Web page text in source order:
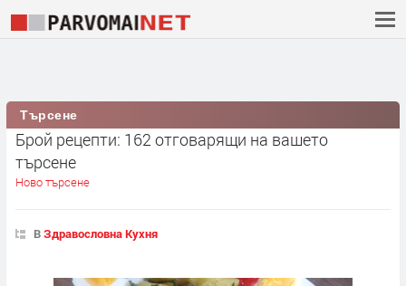
Търсене
Брой рецепти: 162 отговарящи на вашето
търсене
Ново търсене
ВЗдравословна Кухня